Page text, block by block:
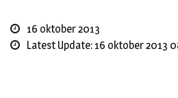
16 oktober 2013
Latest Update: 16 oktober 2013